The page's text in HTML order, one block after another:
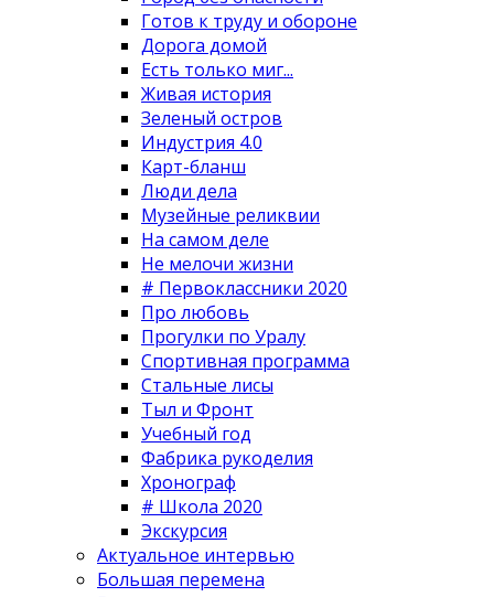
Готов к труду и обороне
Дорога домой
Есть только миг...
Живая история
Зеленый остров
Индустрия 4.0
Карт-бланш
Люди дела
Музейные реликвии
На самом деле
Не мелочи жизни
# Первоклассники 2020
Про любовь
Прогулки по Уралу
Спортивная программа
Стальные лисы
Тыл и Фронт
Учебный год
Фабрика рукоделия
Хронограф
# Школа 2020
Экскурсия
Актуальное интервью
Большая перемена